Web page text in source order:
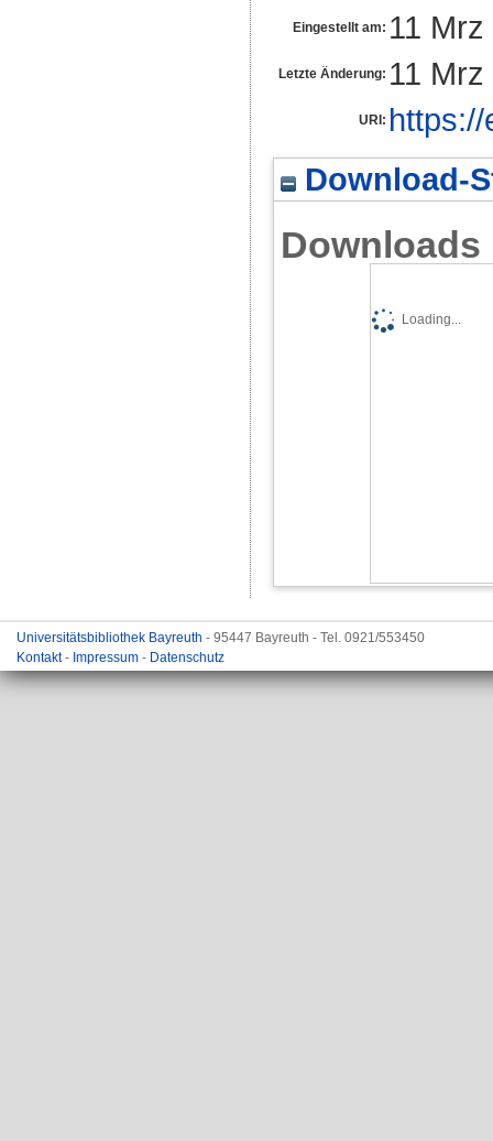
Eingestellt am: 11
Letzte Änderung: 11
URI:
Download-
Downloads
Loading...
Universitätsbibliothek Bayreuth - 95447 Bayreuth - Tel. 0921/553450
Kontakt- Impressum - Datenschutz